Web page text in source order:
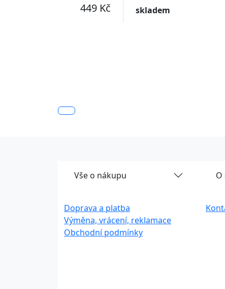
was born
449 Kč skladem
Vše o nákupu
Doprava a platba
Výměna, vrácení, reklamace
Obchodní podmínky
O